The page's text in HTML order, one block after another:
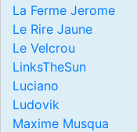
La Ferme Jerome
Le Rire Jaune
Le Velcrou
LinksTheSun
Luciano
Ludovik
Maxime Musqua